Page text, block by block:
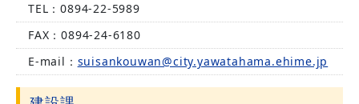
TEL：0894-22-5989
FAX：0894-24-6180
E-mail： suisankouwan@city.yawatahama.ehime.jp